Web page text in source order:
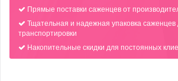
Прямые поставки саженцев от
Тщательная и надежная упаковка саженцев
транспортировки
Накопительные скидки для постоянных